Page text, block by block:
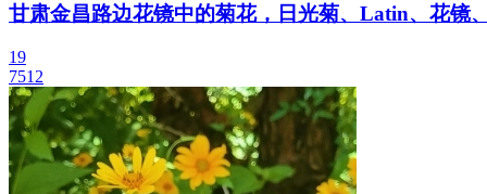
甘肃金昌路边花镜中的菊花，日光菊、Latin、花镜
19
7512